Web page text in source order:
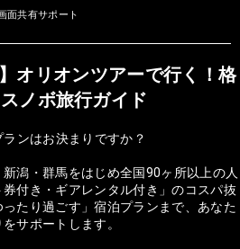
面共有サポート
オリオンツアーで行く！格
ノボ旅行ガイド
ンはお決まりですか？
潟・群馬をはじめ全国90ヶ所以上の人
付き・ギアレンタル付き」のコスパ抜
たり過ごす」宿泊プランまで、あなた
サポートします。